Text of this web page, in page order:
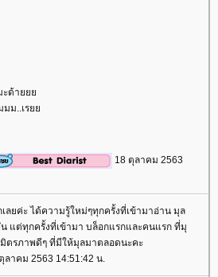
วมะด้า
มมม..เร
18 ตุลาคม 2563
ลยค่ะ ได้ความรู้ใหม่ๆทุกครั้งที่เข้ามาอ่าน มุล
แต่ทุกครั้งที่เข้ามา บล็อกแรกและคนแรก ที่มุ
รภาพดีๆ ที่มีให้มุลมาตลอดนะคะ
ลาคม 2563 14:51:42 น.